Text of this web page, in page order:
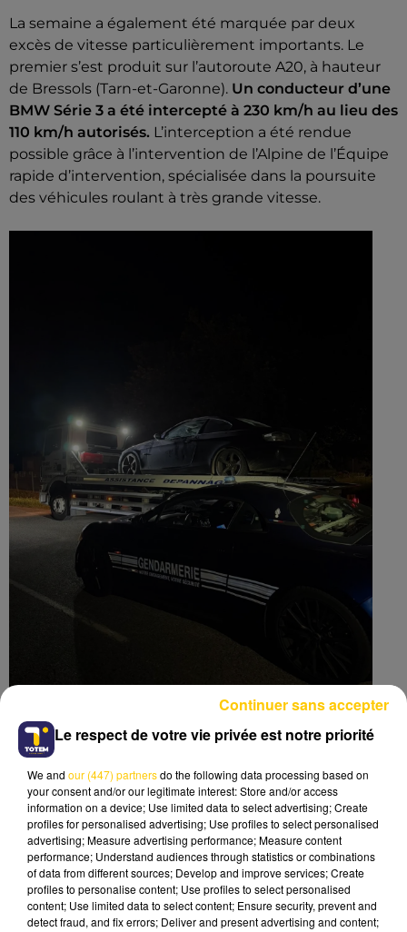
La semaine a également été marquée par deux
excès de vitesse particulièrement importants. Le
premier s’est produit sur l’autoroute A20, à hauteur
de Bressols (Tarn-et-Garonne). Un conducteur d’une
BMW Série 3 a été intercepté à 230 km/h au lieu des
110 km/h autorisés. L’interception a été rendue
possible grâce à l’intervention de l’Alpine de l’Équipe
rapide d’intervention, spécialisée dans la poursuite
des véhicules roulant à très grande vitesse.
Un second grand excès a aussi été relevé sur la
départementale D813, à hauteur de Lamagistère
(Tarn-et-Garonne).Un automobiliste au volant d’une
Audi A4 a été contrôlé à 176 km/h au lieu des 80
km/h autorisés par les motocyclistes de la brigade
motorisée de Moissac (Tarn-et-Garonne). Les
gendarmes rappellent que la vitesse excessive
augmente considérablement les risques d’accident
et la gravité des blessures. Les opérations de contrôle
Le respect de votre vie privée est notre priorité
We and our (447) partnersdo the following data processing based on
your consent and/or our legitimate interest: Store and/or access
information on a device; Use limited data to select advertising; Create
profiles for personalised advertising; Use profiles to select personalised
advertising; Measure advertising performance; Measure content
performance; Understand audiences through statistics or combinations
of data from different sources; Develop and improve services; Create
profiles to personalise content; Use profiles to select personalised
content; Use limited data to select content; Ensure security, prevent and
detect fraud, and fix errors; Deliver and present advertising and content;
Continuer sans accepter